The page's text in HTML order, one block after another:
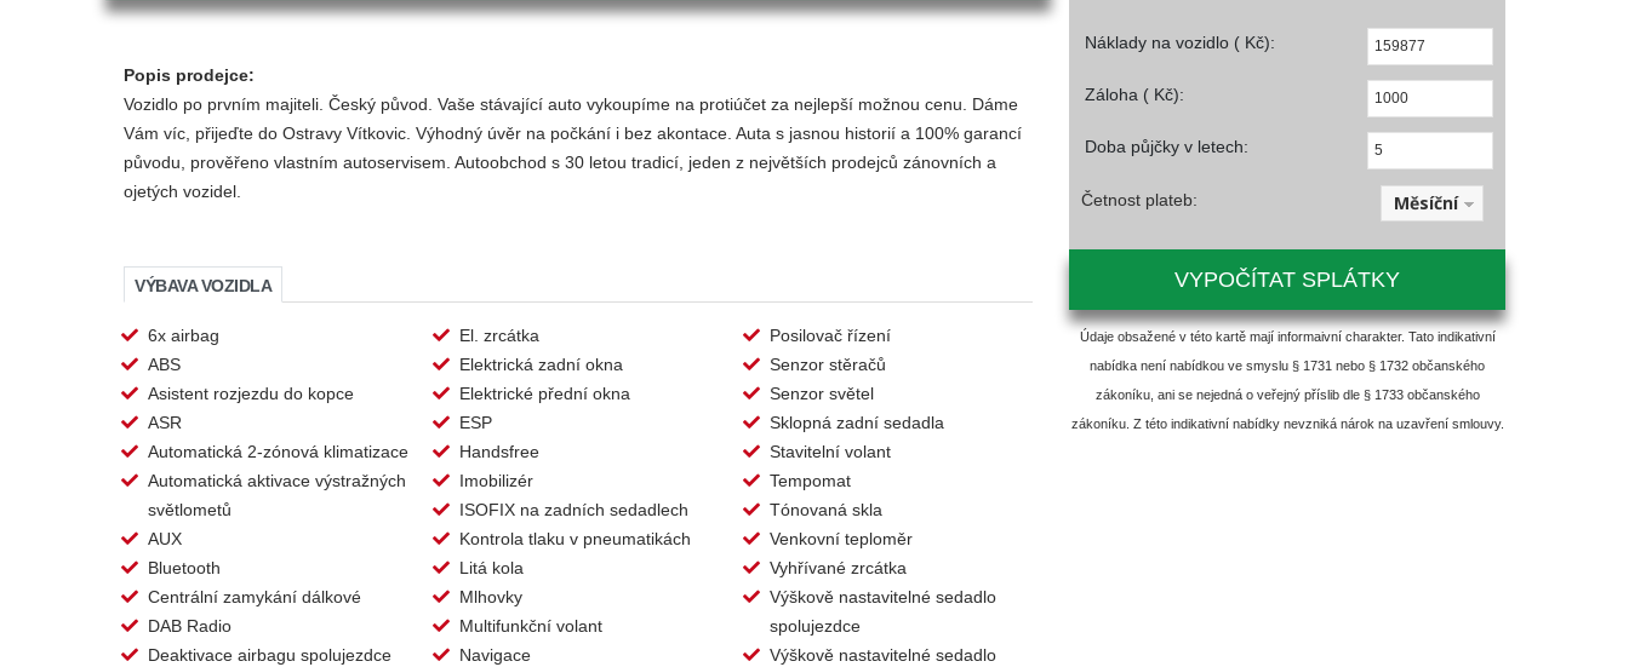
Popis prodejce:
Vozidlo po prvním majiteli. Český původ. Vaše stávající auto vykoupíme na protiúčet za nejlepší možnou cenu. Dáme
Vám víc, přijeďte do Ostravy Vítkovic. Výhodný úvěr na počkání i bez akontace. Auta s jasnou historií a 100% garancí
původu, prověřeno vlastním autoservisem. Autoobchod s 30 letou tradicí, jeden z největších prodejců zánovních a
ojetých vozidel.
VÝBAVA VOZIDLA
6x airbag
ABS
Asistent rozjezdu do kopce
ASR
Automatická 2-zónová klimatizace
Automatická aktivace výstražných
světlometů
AUX
Bluetooth
Centrální zamykání dálkové
DAB Radio
Deaktivace airbagu spolujezdce
El. zrcátka
Elektrická zadní okna
Elektrické přední okna
ESP
Handsfree
Imobilizér
ISOFIX na zadních sedadlech
Kontrola tlaku v pneumatikách
Litá kola
Mlhovky
Multifunkční volant
Navigace
Posilovač řízení
Senzor stěračů
Senzor světel
Sklopná zadní sedadla
Stavitelní volant
Tempomat
Tónovaná skla
Venkovní teploměr
Vyhřívané zrcátka
Výškově nastavitelné sedadlo
spolujezdce
Výškově nastavitelné sedadlo
Náklady na vozidlo ( Kč):
Záloha ( Kč):
Doba půjčky v letech:
Četnost plateb: Měsíční
VYPOČÍTAT SPLÁTKY
Údaje obsažené v této kartě mají informaivní charakter. Tato indikativní
nabídka není nabídkou ve smyslu § 1731 nebo § 1732 občanského
zákoníku, ani se nejedná o veřejný příslib dle § 1733 občanského
zákoníku. Z této indikativní nabídky nevzniká nárok na uzavření smlouvy.